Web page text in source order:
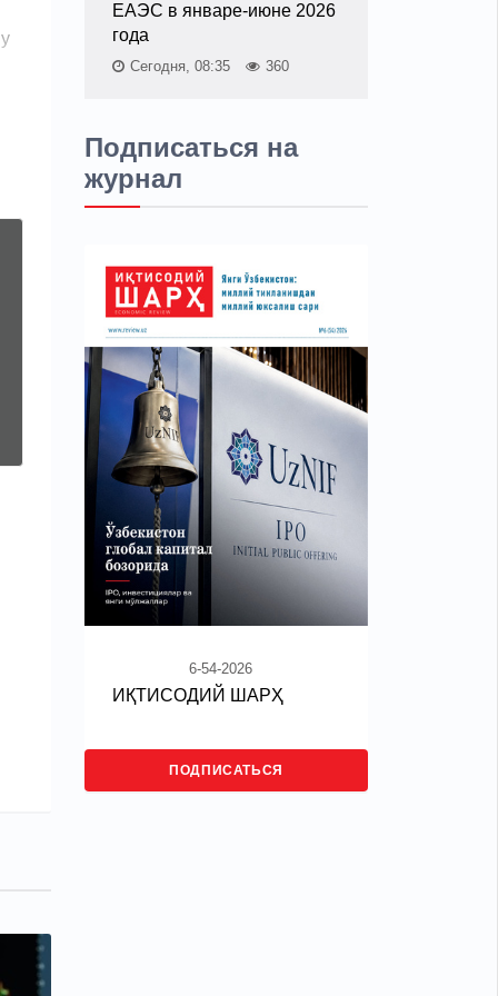
ЕАЭС в январе-июне 2026
года
Сегодня, 08:35 360
Подписаться на
журнал
6-54-2026
ИҚТИСОДИЙ ШАРҲ
ПОДПИСАТЬСЯ